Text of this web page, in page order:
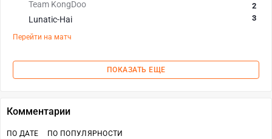
Team KongDoo
Lunatic-Hai
2
3
Перейти на матч
ПОКАЗАТЬ ЕЩЕ
Комментарии
ПО ДАТЕ ПО ПОПУЛЯРНОСТИ